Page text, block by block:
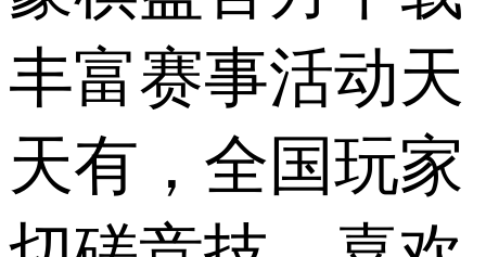
丰富赛事活动天
天有，全国玩家